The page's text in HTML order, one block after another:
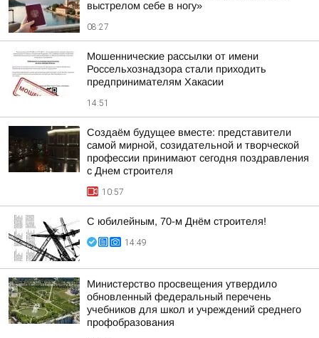
выстрелом себе в ногу»
08:27
Мошеннические рассылки от имени
Россельхознадзора стали приходить
предпринимателям Хакасии
14:51
Создаём будущее вместе: представители
самой мирной, созидательной и творческой
профессии принимают сегодня поздравления
с Днем строителя
10:57
С юбилейным, 70-м Днём строителя!
14:49
Министерство просвещения утвердило
обновленный федеральный перечень
учебников для школ и учреждений среднего
профобразования